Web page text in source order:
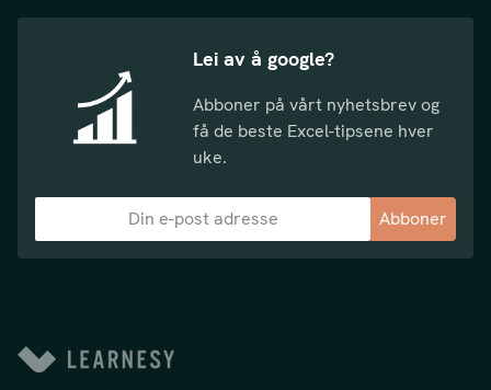
Lei av å google?
Abboner på vårt nyhetsbrev og
få de beste Excel-tipsene hver
uke.
Abboner